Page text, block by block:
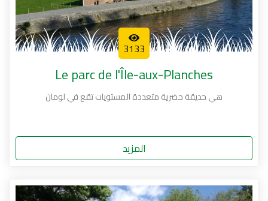
3133
Le parc de l'Île-aux-Planches
هي حديقة حضرية متعددة المستويات تقع في لومان
المزيد